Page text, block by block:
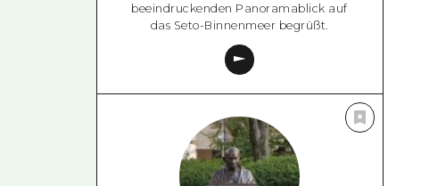
beeindruckenden Panoramablick auf
das Seto-Binnenmeer begrüßt.